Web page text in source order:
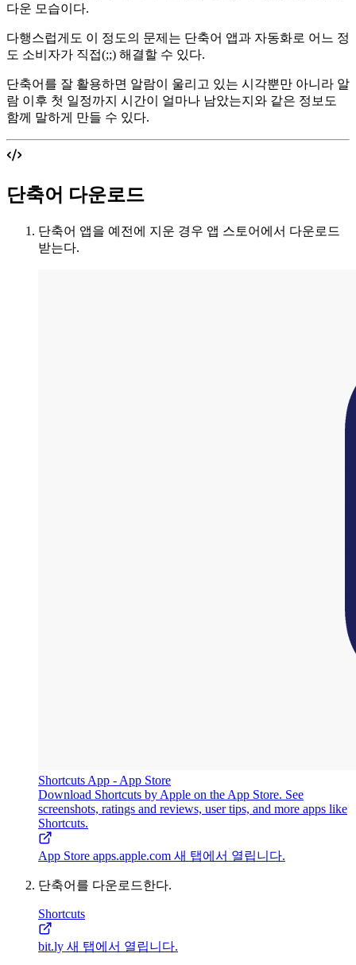
다운 모습이다.
다행스럽게도 이 정도의 문제는 단축어 앱과 자동화로 어느 정
도 소비자가 직접(;;) 해결할 수 있다.
단축어를 잘 활용하면 알람이 울리고 있는 시각뿐만 아니라 알
람 이후 첫 일정까지 시간이 얼마나 남았는지와 같은 정보도
함께 말하게 만들 수 있다.
단축어 다운로드
단축어 앱을 예전에 지운 경우 앱 스토어에서 다운로드
받는다.
Shortcuts App - App Store
Download Shortcuts by Apple on the App Store. See
screenshots, ratings and reviews, user tips, and more apps like
Shortcuts.
App Store apps.apple.com 새 탭에서 열립니다.
단축어를 다운로드한다.
Shortcuts
bit.ly 새 탭에서 열립니다.